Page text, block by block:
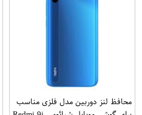
محافظ لنز دوربین مدل فلزی مناسب